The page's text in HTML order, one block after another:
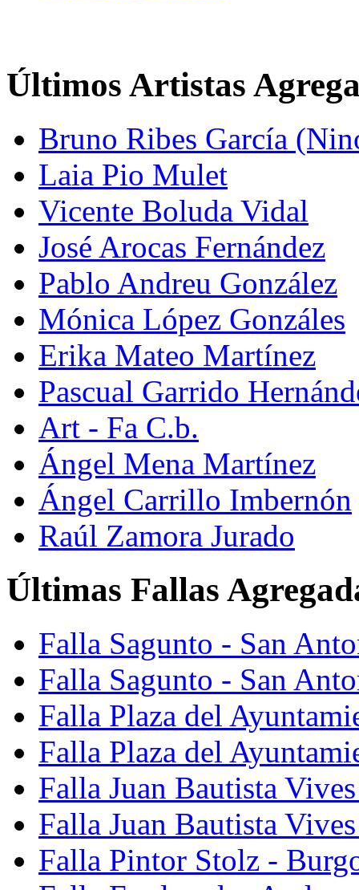
Últimos Artistas
Bruno Ribes García
Laia Pio Mulet
Vicente Boluda Vidal
José Arocas Fernández
Pablo Andreu González
Mónica López Gonzáles
Erika Mateo Martínez
Pascual Garrido
Art - Fa C.b.
Ángel Mena Martínez
Ángel Carrillo Imbernón
Raúl Zamora Jurado
Últimas Fallas
Falla Sagunto - San
Falla Sagunto - San
Falla Plaza del
Falla Plaza del
Falla Juan Bautista
Falla Juan Bautista
Falla Pintor Stolz -